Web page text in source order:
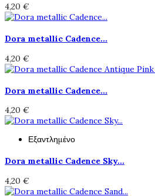
4,20 €
Dora metallic Cadence...
4,20 €
Dora metallic Cadence...
4,20 €
Εξαντλημένο
Dora metallic Cadence Sky...
4,20 €